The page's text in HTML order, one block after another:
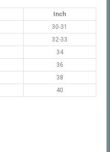
Inch
30-31
32-33
34
36
38
40